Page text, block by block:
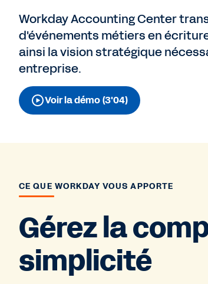
Workday Accounting Center
d'événements métiers en
ainsi la vision stratégique
entreprise.
Voir la démo (3'04)
CE QUE WORKDAY VOUS APPORTE
Gérez la
simplicité